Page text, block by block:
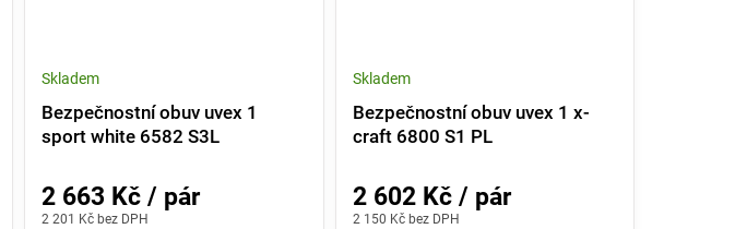
Bezpečnostní obuv uvex 1
sport white 6582 S3L
Skladem
2 201 Kč bez DPH
2 663 Kč / pár
Bezpečnostní obuv uvex 1 x-
craft 6800 S1 PL
Skladem
2 150 Kč bez DPH
2 602 Kč / pár